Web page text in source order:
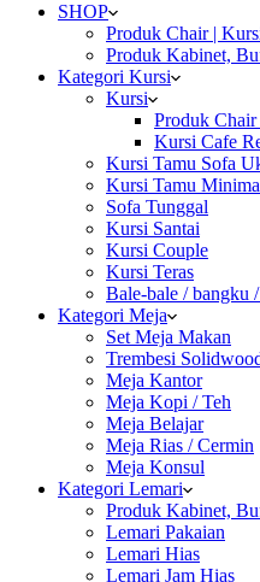
SHOP
Produk Chair |
Produk Kabinet,
Kategori Kursi
Kursi
Produk
Kursi Cafe
Kursi Tamu Sofa
Kursi Tamu
Sofa Tunggal
Kursi Santai
Kursi Couple
Kursi Teras
Bale-bale / bangku
Kategori Meja
Set Meja Makan
Trembesi
Meja Kantor
Meja Kopi / Teh
Meja Belajar
Meja Rias / Cermin
Meja Konsul
Kategori Lemari
Produk Kabinet,
Lemari Pakaian
Lemari Hias
Lemari Jam Hias